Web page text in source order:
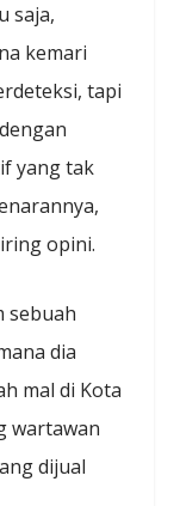
saja,
kemari
tapi
yang tak
opini.
sebuah
dia
mal di Kota
wartawan
dijual